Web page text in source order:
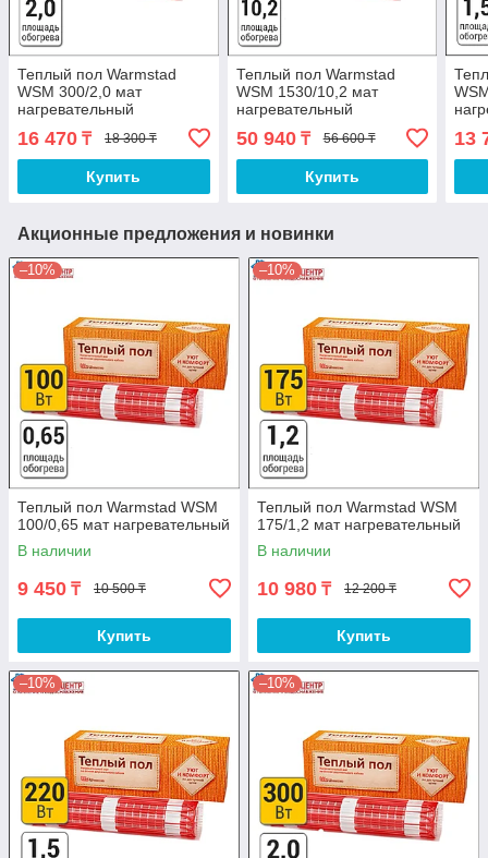
Теплый пол Warmstad
WSM 300/2,0 мат
нагревательный
16 470 ₸ 18 300 ₸
Купить
Теплый пол Warmstad
WSM 1530/10,2 мат
нагревательный
50 940₸ 56 600 ₸
Купить
13
Акционные предложения и новинки
–10%
Теплый пол Warmstad WSM
100/0,65 мат нагревательный
В наличии
9 450 ₸ 10 500 ₸
Купить
–10%
Теплый пол Warmstad WSM
175/1,2 мат нагревательный
В наличии
10 980 ₸ 12 200 ₸
Купить
–10% –10%